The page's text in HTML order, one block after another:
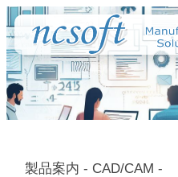
製品案内 - CAD/CAM -